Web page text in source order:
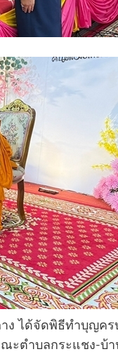
ง ได้จัดพิธีทำบุญค
ะตำบลกระแชง-บ้า